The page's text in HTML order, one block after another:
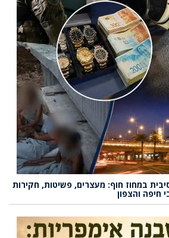
במחוז חוף: מעצרים, פשיטות, חקירות
חיפה והצפון